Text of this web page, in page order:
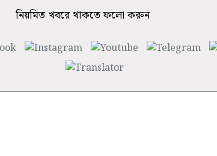
নিয়মিত খবরে থাকতে ফলো করুন